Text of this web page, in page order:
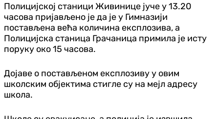
Полицијској станици Живинице јуче у 13.20
часова пријављено је да је у Гимназији
постављена већа количина експлозива, а
Полицијска станица Грачаница примила је исту
поруку око 15 часова.
Дојаве о постављеном експлозиву у овим
школским објектима стигле су на мејл адресу
школа.